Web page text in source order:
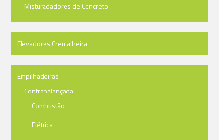
Misturadadores de Concreto
Elevadores Cremalheira
Empilhadeiras
Contrabalançada
Combustão
Elétrica